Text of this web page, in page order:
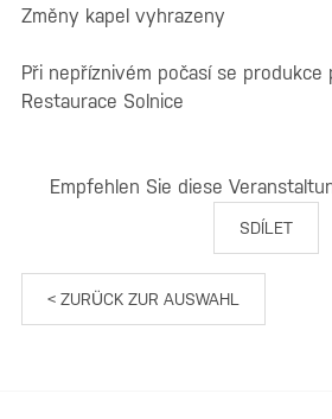
Změny kapel vyhrazeny
Při nepříznivém počasí se
Restaurace Solnice
Empfehlen Sie diese
SDÍLET
< ZURÜCK ZUR AUSWAHL